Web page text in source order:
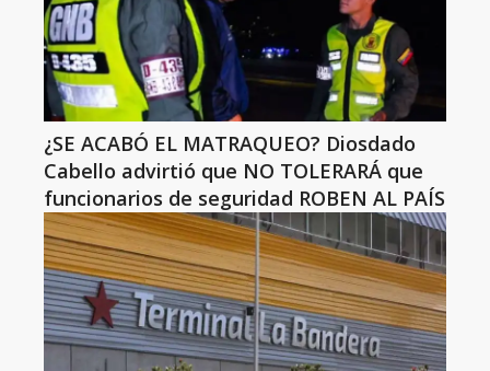
¿SE ACABÓ EL MATRAQUEO? Diosdado
Cabello advirtió que NO TOLERARÁ que
funcionarios de seguridad ROBEN AL PAÍS